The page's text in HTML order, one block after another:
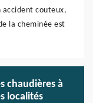
couteux,
la cheminée est
chaudières à
localités